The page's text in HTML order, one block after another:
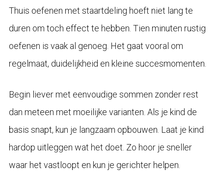
Thuis oefenen met staartdeling hoeft niet lang te
duren om toch effect te hebben. Tien minuten rustig
oefenen is vaak al genoeg. Het gaat vooral om
regelmaat, duidelijkheid en kleine succesmomenten.
Begin liever met eenvoudige sommen zonder rest
dan meteen met moeilijke varianten. Als je kind de
basis snapt, kun je langzaam opbouwen. Laat je kind
hardop uitleggen wat het doet. Zo hoor je sneller
waar het vastloopt en kun je gerichter helpen.